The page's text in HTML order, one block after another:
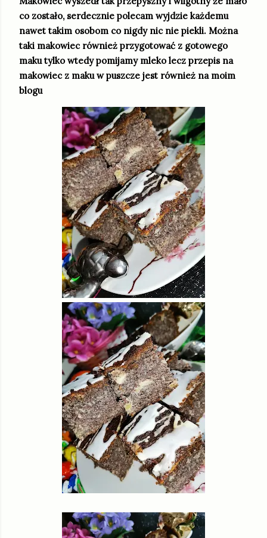
co zostało, serdecznie polecam wyjdzie każdemu
nawet takim osobom co nigdy nic nie piekli. Można
taki makowiec również przygotować z gotowego
maku tylko wtedy pomijamy mleko lecz przepis na
makowiec z maku w puszcze jest również na moim
blogu